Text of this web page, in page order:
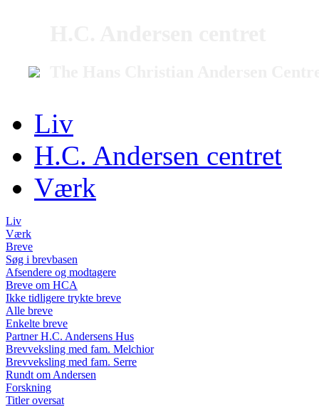
Liv
H.C. Andersen centret
Værk
Liv
Værk
Breve
Søg i brevbasen
Afsendere og modtagere
Breve om HCA
Ikke tidligere trykte breve
Alle breve
Enkelte breve
Partner H.C. Andersens Hus
Brevveksling med fam. Melchior
Brevveksling med fam. Serre
Rundt om Andersen
Forskning
Titler oversat